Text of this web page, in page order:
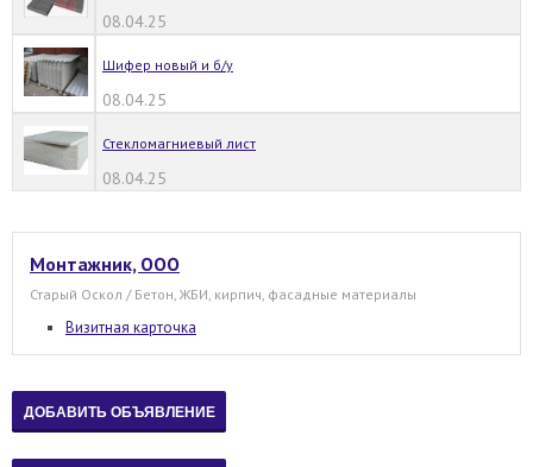
08.04.25
Шифер новый и б/у
08.04.25
Стекломагниевый лист
08.04.25
Монтажник, ООО
Старый Оскол / Бетон, ЖБИ, кирпич, фасадные материалы
Визитная карточка